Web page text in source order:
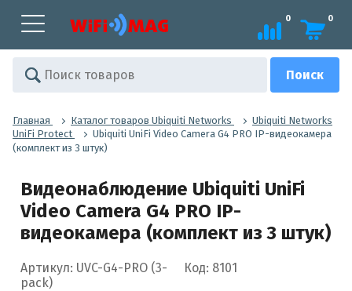
0 0
Главная Каталог товаров Ubiquiti Networks
Ubiquiti Networks
UniFi Protect
Ubiquiti UniFi Video Camera G4 PRO IP-видеокамера
(комплект из 3 штук)
Видеонаблюдение Ubiquiti UniFi
Video Camera G4 PRO IP-
видеокамера (комплект из 3 штук)
Артикул: UVC-G4-PRO (3-
pack)
Код: 8101